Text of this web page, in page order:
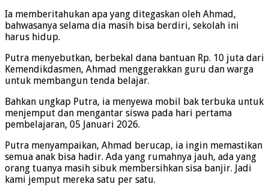
Ia memberitahukan apa yang ditegaskan oleh Ahmad,
bahwasanya selama dia masih bisa berdiri, sekolah ini
harus hidup.
Putra menyebutkan, berbekal dana bantuan Rp. 10 juta dari
Kemendikdasmen, Ahmad menggerakkan guru dan warga
untuk membangun tenda belajar.
Bahkan ungkap Putra, ia menyewa mobil bak terbuka untuk
menjemput dan mengantar siswa pada hari pertama
pembelajaran, 05 Januari 2026.
Putra menyampaikan, Ahmad berucap, ia ingin memastikan
semua anak bisa hadir. Ada yang rumahnya jauh, ada yang
orang tuanya masih sibuk membersihkan sisa banjir. Jadi
kami jemput mereka satu per satu.